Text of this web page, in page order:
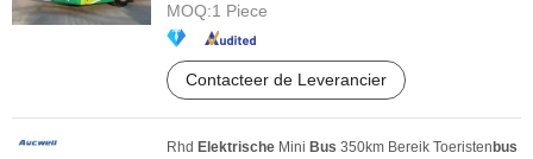
MOQ:1 Piece
Contacteer de Leverancier
Rhd Elektrische Mini Bus 350km Bereik Toeristen bus